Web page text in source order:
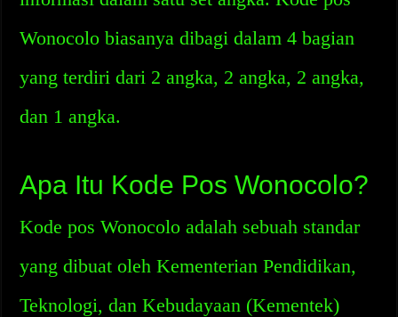
Wonocolo biasanya dibagi dalam 4 bagian
yang terdiri dari 2 angka, 2 angka, 2 angka,
dan 1 angka.
Apa Itu Kode Pos Wonocolo?
Kode pos Wonocolo adalah sebuah standar
yang dibuat oleh Kementerian Pendidikan,
Teknologi, dan Kebudayaan (Kementek)